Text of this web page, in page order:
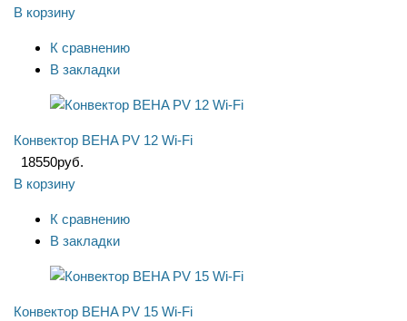
В корзину
К сравнению
В закладки
Конвектор BEHA PV 12 Wi-Fi
18550руб.
В корзину
К сравнению
В закладки
Конвектор BEHA PV 15 Wi-Fi